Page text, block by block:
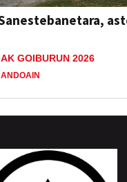
GOIBURUN 2026
ANDOAIN